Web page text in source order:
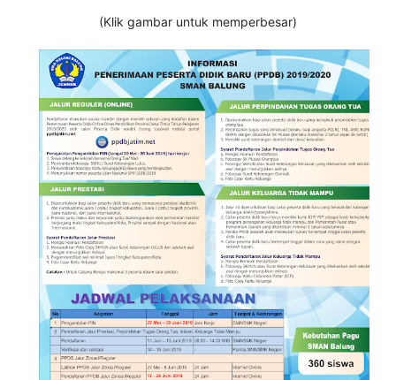
(Klik gambar untuk memperbesar)